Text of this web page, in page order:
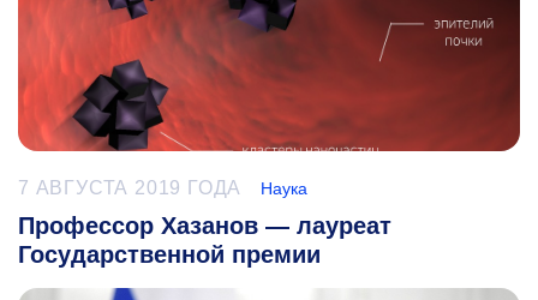
7 АВГУСТА 2019 ГОДА Наука
Профессор Хазанов — лауреат
Государственной премии